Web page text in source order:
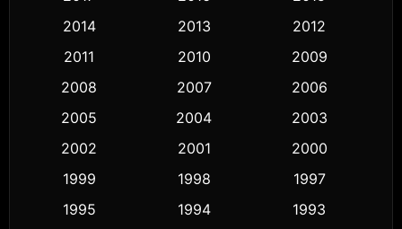
Crime อาชญากรรม (530)
Cult Film
Dance เต้น (10)
2014
2013
2012
2011
2010
2009
2008
2007
2006
2005
2004
2003
2002
2001
2000
1999
1998
1997
1995
1994
1993